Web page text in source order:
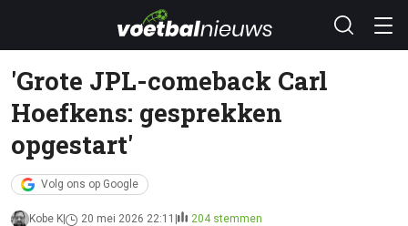
'Grote JPL-comeback Carl
Hoefkens: gesprekken
opgestart'
Volg ons op Google
Kobe K 20 mei 2026 22:11 204 stemmen